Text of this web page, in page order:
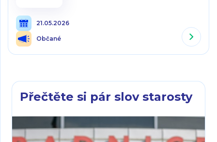
21.05.2026
Občané
Přečtěte si pár slov starosty